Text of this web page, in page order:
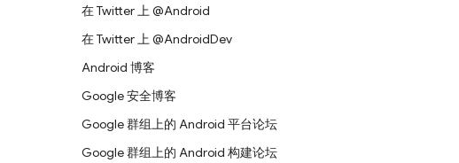
在 Twitter 上 @Android
在 Twitter 上 @AndroidDev
Android 博客
Google 安全博客
Google 群组上的 Android 平台论坛
Google 群组上的 Android 构建论坛